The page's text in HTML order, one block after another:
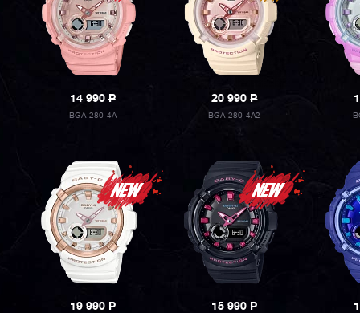
14 990P
BGA-280-4A
20 990P
BGA-280-4A2
19 990P 15 990P